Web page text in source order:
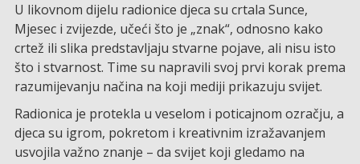
U likovnom dijelu radionice djeca su crtala Sunce,
Mjesec i zvijezde, učeći što je „znak“, odnosno kako
crtež ili slika predstavljaju stvarne pojave, ali nisu isto
što i stvarnost. Time su napravili svoj prvi korak prema
razumijevanju načina na koji mediji prikazuju svijet.
Radionica je protekla u veselom i poticajnom ozračju, a
djeca su igrom, pokretom i kreativnim izražavanjem
usvojila važno znanje – da svijet koji gledamo na